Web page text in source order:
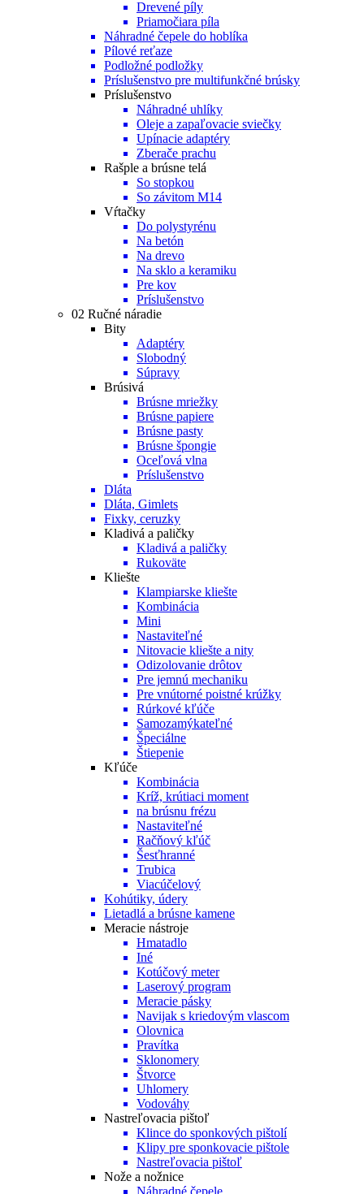
Drevené píly
Priamočiara píla
Náhradné čepele do hoblíka
Pílové reťaze
Podložné podložky
Príslušenstvo pre multifunkčné brúsky
Príslušenstvo
Náhradné uhlíky
Oleje a zapaľovacie sviečky
Upínacie adaptéry
Zberače prachu
Rašple a brúsne telá
So stopkou
So závitom M14
Vŕtačky
Do polystyrénu
Na betón
Na drevo
Na sklo a keramiku
Pre kov
Príslušenstvo
02 Ručné náradie
Bity
Adaptéry
Slobodný
Súpravy
Brúsivá
Brúsne mriežky
Brúsne papiere
Brúsne pasty
Brúsne špongie
Oceľová vlna
Príslušenstvo
Dláta
Dláta, Gimlets
Fixky, ceruzky
Kladivá a paličky
Kladivá a paličky
Rukoväte
Kliešte
Klampiarske kliešte
Kombinácia
Mini
Nastaviteľné
Nitovacie kliešte a nity
Odizolovanie drôtov
Pre jemnú mechaniku
Pre vnútorné poistné krúžky
Rúrkové kľúče
Samozamýkateľné
Špeciálne
Štiepenie
Kľúče
Kombinácia
Kríž, krútiaci moment
na brúsnu frézu
Nastaviteľné
Račňový kľúč
Šesťhranné
Trubica
Viacúčelový
Kohútiky, údery
Lietadlá a brúsne kamene
Meracie nástroje
Hmatadlo
Iné
Kotúčový meter
Laserový program
Meracie pásky
Navijak s kriedovým vlascom
Olovnica
Pravítka
Sklonomery
Štvorce
Uhlomery
Vodováhy
Nastreľovacia pištoľ
Klince do sponkových pištolí
Klipy pre sponkovacie pištole
Nastreľovacia pištoľ
Nože a nožnice
Náhradné čepele